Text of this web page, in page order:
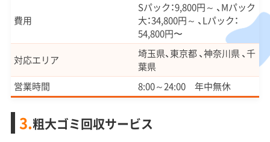
費用
Sパック：9,800円～ 、Mパック
大：34,800円～ 、Lパック：
54,800円〜
対応エリア
埼玉県、東京都 、神奈川県 、千
葉県
営業時間
8:00～24:00 年中無休
3.粗大ゴミ回収サービス